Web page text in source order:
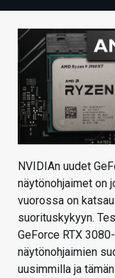
TIETOA
HINTA.FI
KAUPPA
VAIHDA TEEMA
HAKU
NVIDIAn uudet
näytönohjaimet on
vuorossa on
suorituskykyyn.
GeForce RTX
näytönohjaimien
uusimmilla ja